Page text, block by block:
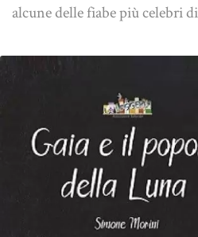
alcune delle fiabe più celebri